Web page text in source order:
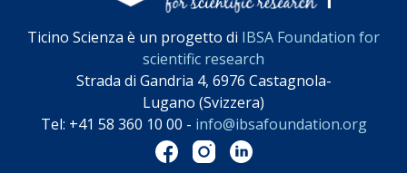
Ticino Scienza è un progetto di IBSA Foundation for
scientific research
Strada di Gandria 4, 6976 Castagnola-
Lugano (Svizzera)
Tel: +41 58 360 10 00 - info@ibsafoundation.org